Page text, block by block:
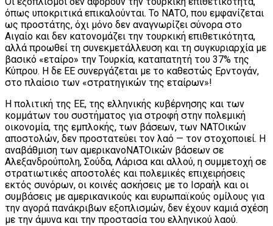
όπως υποκριτικά επικαλούνται. Το ΝΑΤΟ, που εμφανίζεται
ως προστάτης, όχι μόνο δεν αναγνωρίζει σύνορα στο
Αιγαίο και δεν κατονομάζει την τουρκική επιθετικότητα,
αλλά προωθεί τη συνεκμετάλλευση και τη συγκυριαρχία με
βασικό «εταίρο» την Τουρκία, καταπατητή του 37% της
Κύπρου. Η δε ΕΕ συνεργάζεται με το καθεστώς Ερντογάν,
στο πλαίσιο των «στρατηγικών της εταίρων»!
Η πολιτική της ΕΕ, της ελληνικής κυβέρνησης και των
κομμάτων του συστήματος για στροφή στην πολεμική
οικονομία, της εμπλοκής, των βάσεων, των ΝΑΤΟικών
αποστολών, δεν προστατεύει τον λαό — τον στοχοποιεί. Η
αναβάθμιση των αμερικανοΝΑΤΟικών βάσεων σε
Αλεξανδρούπολη, Σούδα, Λάρισα και αλλού, η συμμετοχή σε
στρατιωτικές αποστολές και πολεμικές επιχειρήσεις
εκτός συνόρων, οι κοινές ασκήσεις με το Ισραήλ και οι
συμβάσεις με αμερικανικούς και ευρωπαϊκούς ομίλους για
την αγορά πανάκριβων εξοπλισμών, δεν έχουν καμιά σχέση
με την άμυνα και την προστασία του ελληνικού λαού.